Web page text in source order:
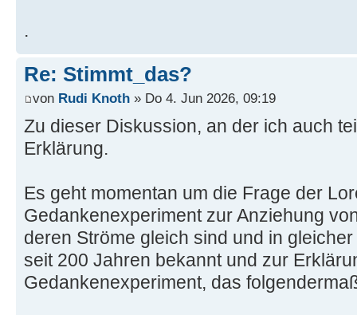
.
Re: Stimmt_das?
von Rudi Knoth » Do 4. Jun 2026, 09:19
Zu dieser Diskussion, an der ich auch
Erklärung.
Es geht momentan um die Frage der
Gedankenexperiment zur Anziehung
deren Ströme gleich sind und in
seit 200 Jahren bekannt und zur
Gedankenexperiment, das